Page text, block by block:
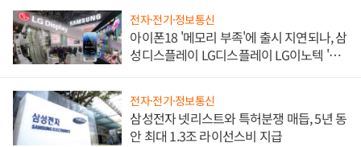
전자·전기·정보통신
아이폰18 '메모리 부족'에 출시 지연되나, 삼
성디스플레이 LG디스플레이 LG이노텍 '탈
전자·전기·정보통신
삼성전자 넷리스트와 특허분쟁 매듭, 5년 동
안 최대 1.3조 라이선스비 지급